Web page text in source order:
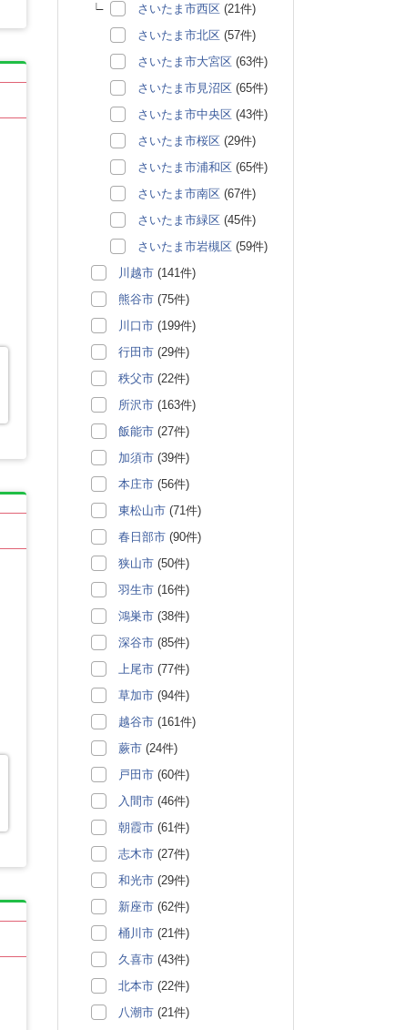
さいたま市西区 (21件)
さいたま市北区 (57件)
さいたま市大宮区 (63件)
さいたま市見沼区 (65件)
さいたま市中央区 (43件)
さいたま市桜区 (29件)
さいたま市浦和区 (65件)
さいたま市南区 (67件)
さいたま市緑区 (45件)
さいたま市岩槻区 (59件)
川越市 (141件)
熊谷市 (75件)
川口市 (199件)
行田市 (29件)
秩父市 (22件)
所沢市 (163件)
飯能市 (27件)
加須市 (39件)
本庄市 (56件)
東松山市 (71件)
春日部市 (90件)
狭山市 (50件)
羽生市 (16件)
鴻巣市 (38件)
深谷市 (85件)
上尾市 (77件)
草加市 (94件)
越谷市 (161件)
蕨市 (24件)
戸田市 (60件)
入間市 (46件)
朝霞市 (61件)
志木市 (27件)
和光市 (29件)
新座市 (62件)
桶川市 (21件)
久喜市 (43件)
北本市 (22件)
八潮市 (21件)